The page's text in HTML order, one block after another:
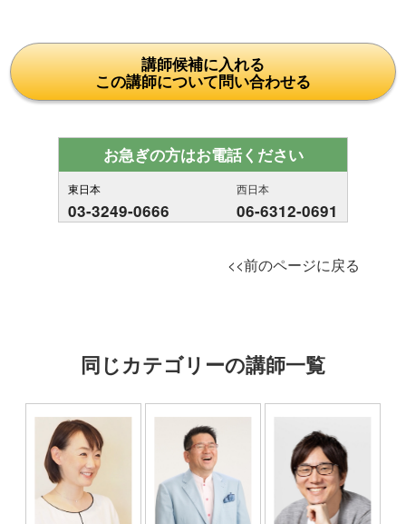
講師候補に入れる
この講師について問い合わせる
お急ぎの方はお電話ください
東日本
03-3249-0666
西日本
06-6312-0691
<<前のページに戻る
同じカテゴリーの講師一覧